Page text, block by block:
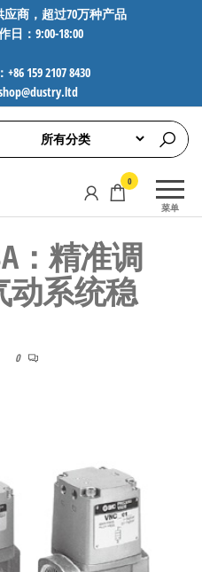
商，超过70万种产品
日：9:00-18:00
159 2107 8430
菜单
0
：精准调
动系统稳
0